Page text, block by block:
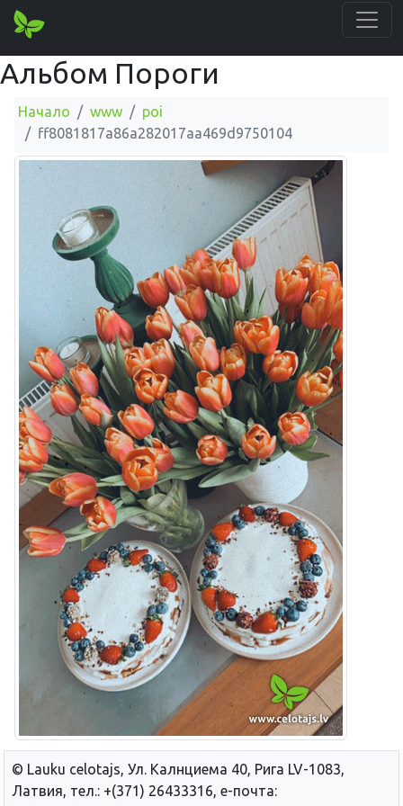
Альбом Пороги
Начало www
poi
ff8081817a86a282017aa469d9750104
© Lauku сelotajs, Ул. Калнциема 40, Рига LV-1083,
Латвия, тел.: +(371) 26433316, е-почта: